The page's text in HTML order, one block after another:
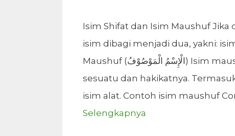
Isim Shifat dan Isim Maushuf
isim dibagi menjadi dua, yakni:
Maushuf (الْإِسْمُ الْمَوْصُوْفُ) Isim maushuf adalah isim yang menunjukkan dzat/wujud
sesuatu dan hakikatnya.
isim alat. Contoh isim maushuf
Selengkapnya